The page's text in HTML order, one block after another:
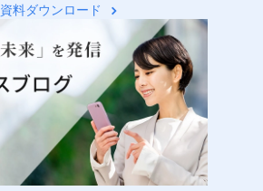
資料ダウンロード